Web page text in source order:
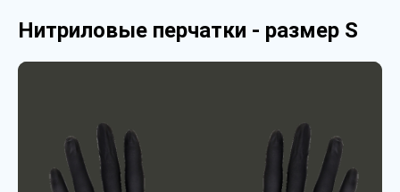
Нитриловые перчатки - размер S